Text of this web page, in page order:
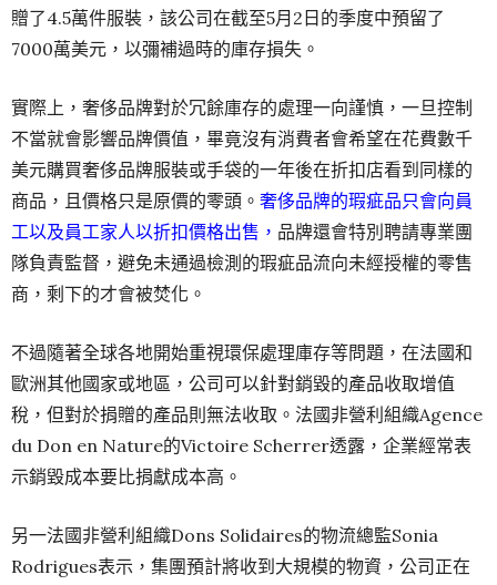
贈了4.5萬件服裝，該公司在截至5月2日的季度中預留了
7000萬美元，以彌補過時的庫存損失。
實際上，奢侈品牌對於冗餘庫存的處理一向謹慎，一旦控制
不當就會影響品牌價值，畢竟沒有消費者會希望在花費數千
美元購買奢侈品牌服裝或手袋的一年後在折扣店看到同樣的
商品，且價格只是原價的零頭。 奢侈品牌的瑕疵品只會向員
工以及員工家人以折扣價格出售， 品牌還會特別聘請專業團
隊負責監督，避免未通過檢測的瑕疵品流向未經授權的零售
商，剩下的才會被焚化。
不過隨著全球各地開始重視環保處理庫存等問題，在法國和
歐洲其他國家或地區，公司可以針對銷毀的產品收取增值
稅，但對於捐贈的產品則無法收取。法國非營利組織Agence
du Don en Nature的Victoire Scherrer透露，企業經常表
示銷毀成本要比捐獻成本高。
另一法國非營利組織Dons Solidaires的物流總監Sonia
Rodrigues表示，集團預計將收到大規模的物資，公司正在